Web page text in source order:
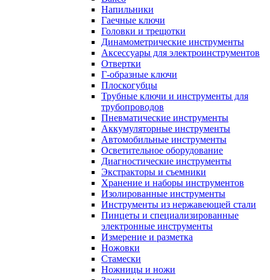
Напильники
Гаечные ключи
Головки и трещотки
Динамометрические инструменты
Аксессуары для электроинструментов
Отвертки
Г-образные ключи
Плоскогубцы
Трубные ключи и инструменты для
трубопроводов
Пневматические инструменты
Аккумуляторные инструменты
Автомобильные инструменты
Осветительное оборудование
Диагностические инструменты
Экстракторы и съемники
Хранение и наборы инструментов
Изолированные инструменты
Инструменты из нержавеющей стали
Пинцеты и специализированные
электронные инструменты
Измерение и разметка
Ножовки
Стамески
Ножницы и ножи